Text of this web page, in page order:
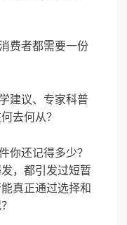
费者都需要一份
建议、专家科普
去何从？
你还记得多少？
，都引发过短暂
真正通过选择和